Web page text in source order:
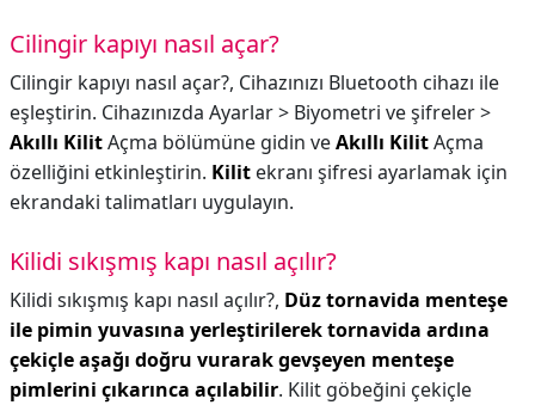
Cilingir kapıyı nasıl açar?
Cilingir kapıyı nasıl açar?, Cihazınızı Bluetooth cihazı ile
eşleştirin. Cihazınızda Ayarlar > Biyometri ve şifreler >
Akıllı KilitAçma bölümüne gidin veAkıllı KilitAçma
özelliğini etkinleştirin. Kilit ekranı şifresi ayarlamak için
ekrandaki talimatları uygulayın.
Kilidi sıkışmış kapı nasıl açılır?
Kilidi sıkışmış kapı nasıl açılır?, Düz tornavida menteşe
ile pimin yuvasına yerleştirilerek tornavida ardına
çekiçle aşağı doğru vurarak gevşeyen menteşe
pimlerini çıkarınca açılabilir. Kilit göbeğini çekiçle